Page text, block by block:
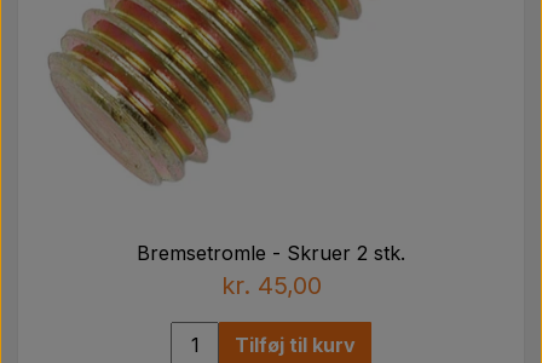
Bremsetromle - Skruer 2 stk.
kr. 45,00
Tilføj til kurv